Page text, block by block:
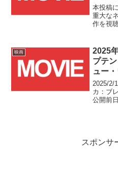
ス・
本投稿
重大な
作を視
映画
2025
プテ
ュー
アが
1/23(
催！！
2025/2/
カ：ブ
公開前
スポンサ